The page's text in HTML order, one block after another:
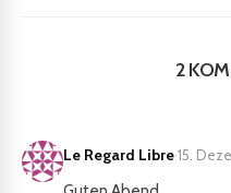
2
Le Regard Libre·15.